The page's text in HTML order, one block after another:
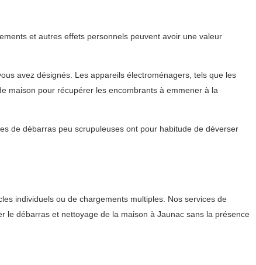
et autres effets personnels peuvent avoir une valeur
avez désignés. Les appareils électroménagers, tels que les
maison pour récupérer les encombrants à emmener à la
de débarras peu scrupuleuses ont pour habitude de déverser
individuels ou de chargements multiples. Nos services de
le débarras et nettoyage de la maison à Jaunac sans la présence